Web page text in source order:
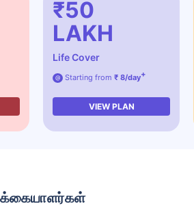
₹50
LAKH
Life Cover
@ Starting from ₹ 8/day+
VIEW PLAN